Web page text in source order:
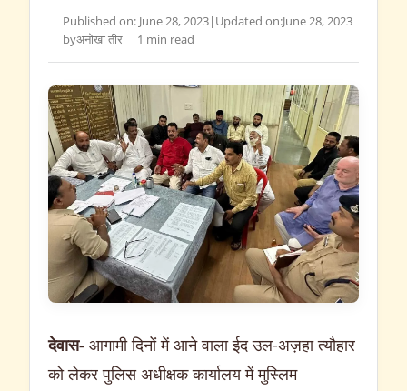
Published on: June 28, 2023| Updated on:June 28, 2023
byअनोखा तीर 1 min read
देवास- आगामी दिनों में आने वाला ईद उल-अज़हा त्यौहार
को लेकर पुलिस अधीक्षक कार्यालय में मुस्लिम